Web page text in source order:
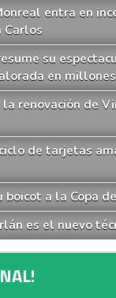
entra en
Carlos
su
en
renovación de
de tarjetas
boicot a la Copa
es el nuevo